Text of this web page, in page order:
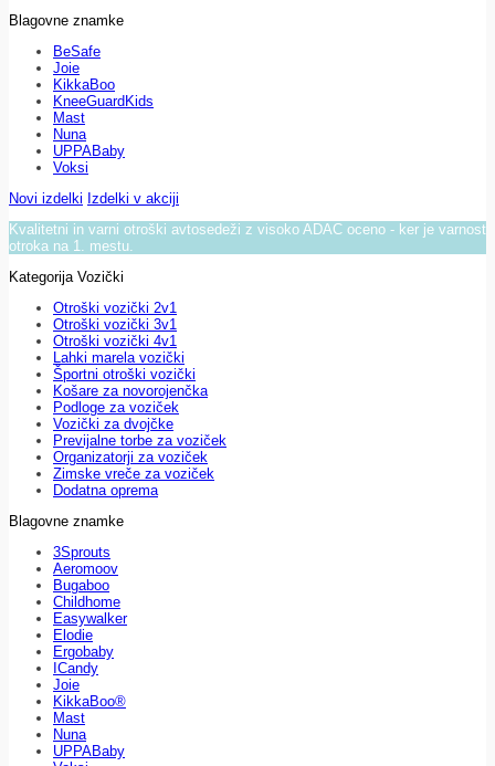
Blagovne znamke
BeSafe
Joie
KikkaBoo
KneeGuardKids
Mast
Nuna
UPPABaby
Voksi
Novi izdelki Izdelki v akciji
Kvalitetni in varni otroški avtosedeži z visoko ADAC oceno - ker je varnost
otroka na 1. mestu.
Kategorija Vozički
Otroški vozički 2v1
Otroški vozički 3v1
Otroški vozički 4v1
Lahki marela vozički
Športni otroški vozički
Košare za novorojenčka
Podloge za voziček
Vozički za dvojčke
Previjalne torbe za voziček
Organizatorji za voziček
Zimske vreče za voziček
Dodatna oprema
Blagovne znamke
3Sprouts
Aeromoov
Bugaboo
Childhome
Easywalker
Elodie
Ergobaby
ICandy
Joie
KikkaBoo®
Mast
Nuna
UPPABaby